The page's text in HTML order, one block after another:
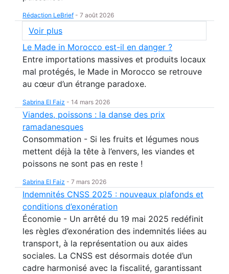
Rédaction LeBrief - 7 août 2026
Voir plus
Le Made in Morocco est-il en danger ?
Entre importations massives et produits locaux
mal protégés, le Made in Morocco se retrouve
au cœur d’un étrange paradoxe.
Sabrina El Faiz - 14 mars 2026
Viandes, poissons : la danse des prix
ramadanesques
Consommation - Si les fruits et légumes nous
mettent déjà la tête à l’envers, les viandes et
poissons ne sont pas en reste !
Sabrina El Faiz - 7 mars 2026
Indemnités CNSS 2025 : nouveaux plafonds et
conditions d’exonération
Économie - Un arrêté du 19 mai 2025 redéfinit
les règles d’exonération des indemnités liées au
transport, à la représentation ou aux aides
sociales. La CNSS est désormais dotée d’un
cadre harmonisé avec la fiscalité, garantissant